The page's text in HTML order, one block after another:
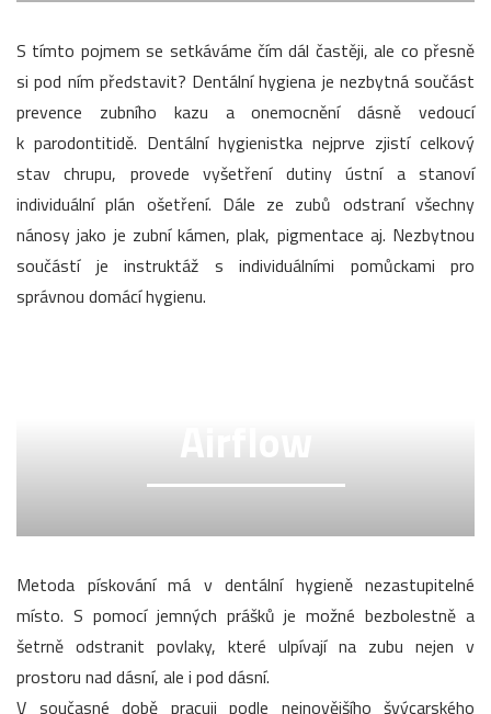
S tímto pojmem se setkáváme čím dál častěji, ale co přesně
si pod ním představit? Dentální hygiena je nezbytná součást
prevence zubního kazu a onemocnění dásně vedoucí
k parodontitidě. Dentální hygienistka nejprve zjistí celkový
stav chrupu, provede vyšetření dutiny ústní a stanoví
individuální plán ošetření. Dále ze zubů odstraní všechny
nánosy jako je zubní kámen, plak, pigmentace aj. Nezbytnou
součástí je instruktáž s individuálními pomůckami pro
správnou domácí hygienu.
Airflow
Metoda pískování má v dentální hygieně nezastupitelné
místo. S pomocí jemných prášků je možné bezbolestně a
šetrně odstranit povlaky, které ulpívají na zubu nejen v
prostoru nad dásní, ale i pod dásní.
V současné době pracuji podle nejnovějšího švýcarského